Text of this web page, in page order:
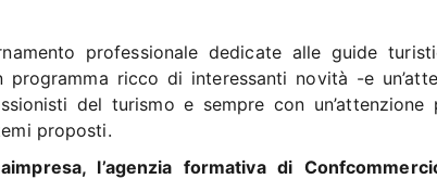
professionale dedicate alle guide
ricco di interessanti novità -e
del turismo e sempre con un’attenzione
proposti.
l’agenzia formativa di